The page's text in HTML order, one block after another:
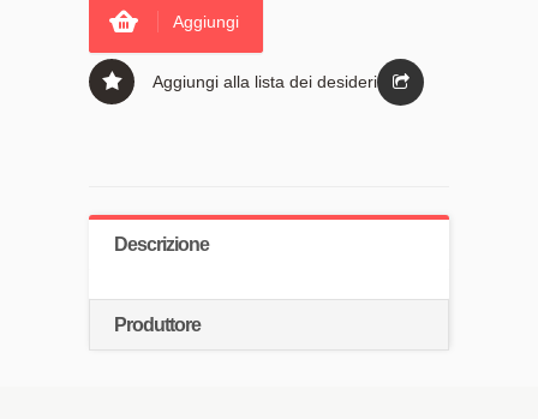
Aggiungi
Aggiungi alla lista dei desideri
Descrizione
Produttore